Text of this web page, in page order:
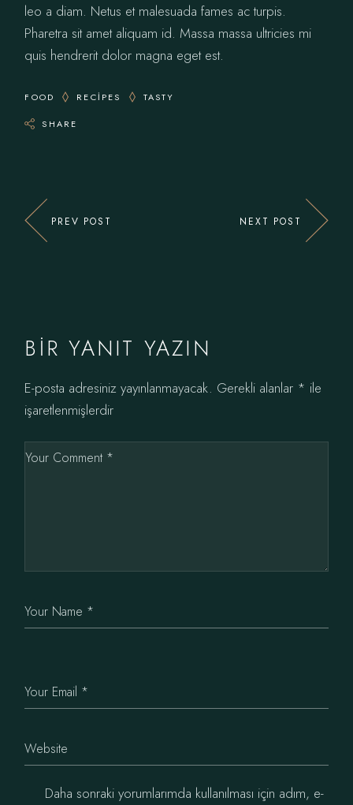
leo a diam. Netus et malesuada fames ac turpis.
Pharetra sit amet aliquam id. Massa massa ultricies mi
quis hendrerit dolor magna eget est.
FOOD RECIPES TASTY
SHARE
PREV POST NEXT POST
BIR YANIT YAZIN
E-posta adresiniz yayınlanmayacak. Gerekli alanlar * ile
işaretlenmişlerdir
Daha sonraki yorumlarımda kullanılması için adım, e-